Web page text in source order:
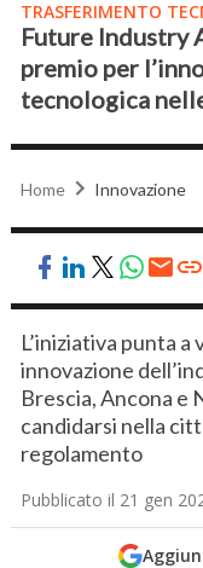
TRASFERIMENTO
Future Industry
premio per
tecnologica
Home Innovazione
L’iniziativa punta
innovazione
Brescia, Ancona e
candidarsi nella
regolamento
Pubblicato il 21 gen